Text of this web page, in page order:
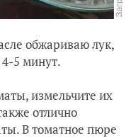
обжариваю лук,
4-5 минут.
измельчите их
отлично
В томатное пюре